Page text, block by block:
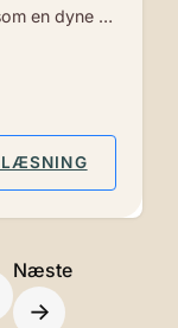
en dyne –
: HVAD
Næste
→